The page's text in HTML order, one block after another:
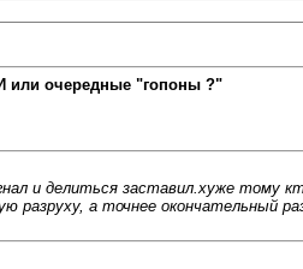
или очередные "гопоны ?"
и делиться заставил.хуже тому
разруху, а точнее